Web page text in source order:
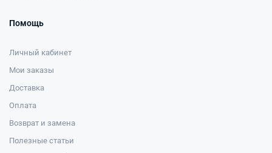
Помощь
Личный кабинет
Мои заказы
Доставка
Оплата
Возврат и замена
Полезные статьи